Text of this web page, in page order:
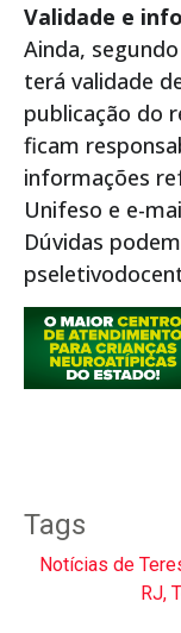
Validade e
Ainda,
terá validade
publicação do
ficam
informações
Unifeso e e-
Dúvidas
Tags
Notícias de
RJ,